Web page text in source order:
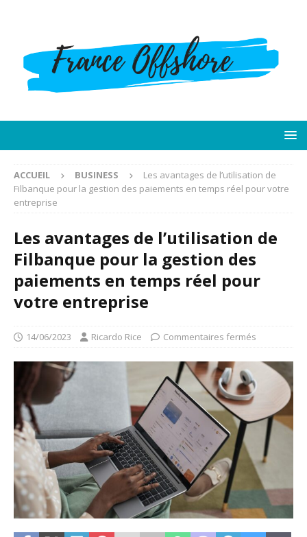
ACCUEIL BUSINESS
Les avantages de l’utilisation de
Filbanque pour la gestion des paiements en temps réel pour votre
entreprise
Les avantages de l’utilisation de
Filbanque pour la gestion des
paiements en temps réel pour
votre entreprise
14/06/2023 Ricardo Rice Commentaires fermés